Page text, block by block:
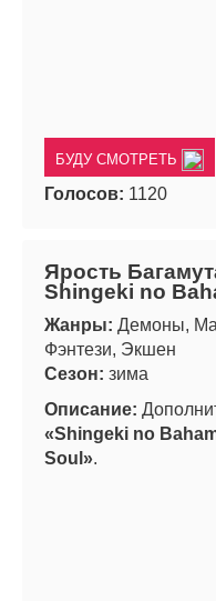
БУДУ СМОТРЕТЬ
Голосов: 1120
Ярость
Shingeki no
Жанры: Демоны,
Фэнтези, Экшен
Сезон: зима
Описание:
«Shingeki no
Soul».